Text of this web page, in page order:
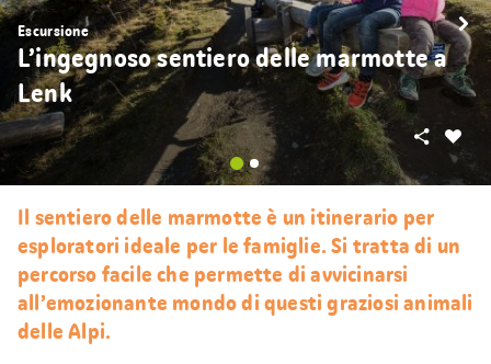
Escursione
L’ingegnoso sentiero delle marmotte a
Lenk
Mi
piace
Condividi
Il sentiero delle marmotte è un itinerario per
esploratori ideale per le famiglie. Si tratta di un
percorso facile che permette di avvicinarsi
all’emozionante mondo di questi graziosi animali
delle Alpi.